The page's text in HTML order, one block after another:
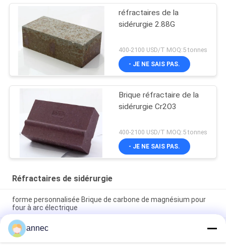
réfractaires de la
sidérurgie 2.88G
400-2100 USD/T MOQ:5 tonnes
- JE NE SAIS PAS.
Brique réfractaire de la
sidérurgie Cr2O3
400-2100 USD/T MOQ:5 tonnes
- JE NE SAIS PAS.
Réfractaires de sidérurgie
forme personnalisée Brique de carbone de magnésium pour
four à arc électrique
En lançant le jet matériel peignez 0,5 réfractaires de la
sidérurgie CaO2
annec